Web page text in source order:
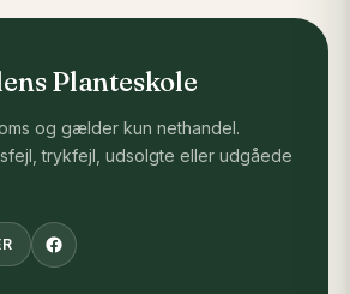
Kvalkved til en af naturens
Planteskole
og gælder kun nethandel.
trykfejl, udsolgte eller udgåede